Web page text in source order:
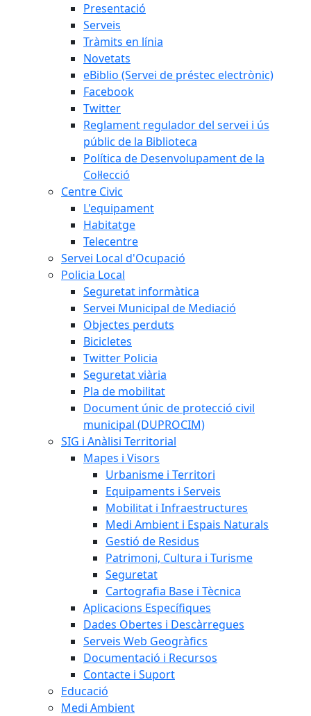
Presentació
Serveis
Tràmits en línia
Novetats
eBiblio (Servei de préstec electrònic)
Facebook
Twitter
Reglament regulador del servei i ús
públic de la Biblioteca
Política de Desenvolupament de la
Col·lecció
Centre Civic
L'equipament
Habitatge
Telecentre
Servei Local d'Ocupació
Policia Local
Seguretat informàtica
Servei Municipal de Mediació
Objectes perduts
Bicicletes
Twitter Policia
Seguretat viària
Pla de mobilitat
Document únic de protecció civil
municipal (DUPROCIM)
SIG i Anàlisi Territorial
Mapes i Visors
Urbanisme i Territori
Equipaments i Serveis
Mobilitat i Infraestructures
Medi Ambient i Espais Naturals
Gestió de Residus
Patrimoni, Cultura i Turisme
Seguretat
Cartografia Base i Tècnica
Aplicacions Específiques
Dades Obertes i Descàrregues
Serveis Web Geogràfics
Documentació i Recursos
Contacte i Suport
Educació
Medi Ambient